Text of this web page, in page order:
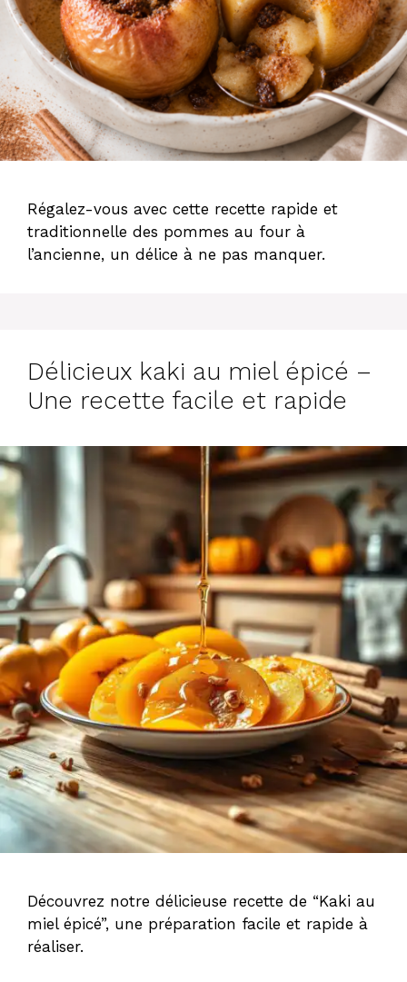
Régalez-vous avec cette recette rapide et
traditionnelle des pommes au four à
l’ancienne, un délice à ne pas manquer.
Délicieux kaki au miel épicé –
Une recette facile et rapide
Découvrez notre délicieuse recette de “Kaki au
miel épicé”, une préparation facile et rapide à
réaliser.